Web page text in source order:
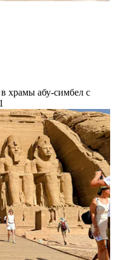
храмы абу-симбел с